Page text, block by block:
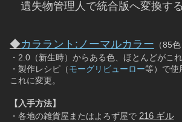
遺失物管理人で統合版へ変換す
◆カララント:ノーマルカラー （85色
・2.0（新生時）からある色、ほとんどがこれ
・製作レシピ（モーグリビューロー等）で使
これに変更。
【入手方法】
・各地の雑貨屋またはよろず屋で 216 ギル